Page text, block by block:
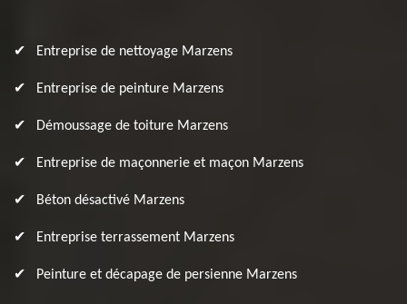
Entreprise de nettoyage Marzens
Entreprise de peinture Marzens
Démoussage de toiture Marzens
Entreprise de maçonnerie et maçon Marzens
Béton désactivé Marzens
Entreprise terrassement Marzens
Peinture et décapage de persienne Marzens